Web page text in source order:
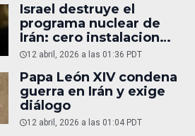
Israel destruye el
programa nuclear de
Irán: cero instalaciones
operativas
12 abril, 2026 a las 01:36 PDT
Papa León XIV condena
guerra en Irán y exige
diálogo
12 abril, 2026 a las 01:04 PDT